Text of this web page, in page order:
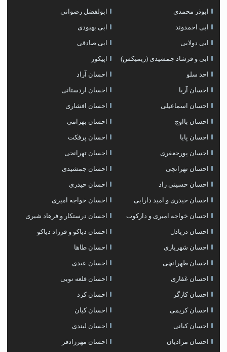
ابوذر محمدی ابولفضل رضوانی
ابی احمدوند ابی بهبودی
ابی دولابی ابی صادقی
ابی و فرشاد جمشیدی (ریمیکس) اپیکور
احد سلو احسان آراد
احسان آریا احسان اردستانی
احسان اسماعیلی احسان افشاری
احسان بااوج احسان بهرامی
احسان پایا احسان پرفکت
احسان پورجعفری احسان تهرانجی
احسان تهرانچی احسان جمشیدی
احسان حسینی راد احسان حیدری
احسان حیدری و امید دارابی احسان خواجه امیری
احسان خواجه امیری و دارکوب احسان درستكار و فرهاد شيرى
احسان دریادل احسان دیاکو و فرزاد دیاکو
احسان شهریاری احسان طاها
احسان طهرانچی احسان عبدی
احسان غفاری احسان قلعه نویی
احسان کارگر احسان کرد
احسان کریمی احسان کیان
احسان کیانی احسان لیندی
احسان مرادیان احسان مهرزادفر